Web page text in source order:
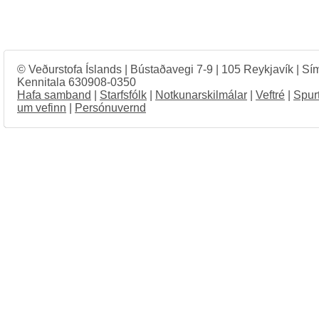
© Veðurstofa Íslands | Bústaðavegi 7-9 | 105 Reykjavík |
Kennitala 630908-0350
Hafa samband
Starfsfólk Notkunarskilmálar Veftré
um vefinn
Persónuvernd